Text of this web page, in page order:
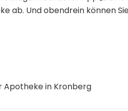
ab. Und obendrein können